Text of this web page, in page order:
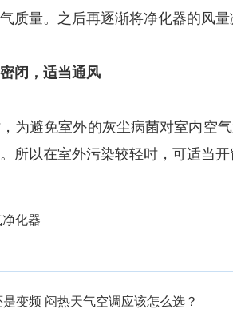
质量。之后再逐渐将净化器的风
，适当通风
避免室外的灰尘病菌对室内空气
所以在室外污染较轻时，可适当
净化器
是变频 闷热天气空调应该怎么选？